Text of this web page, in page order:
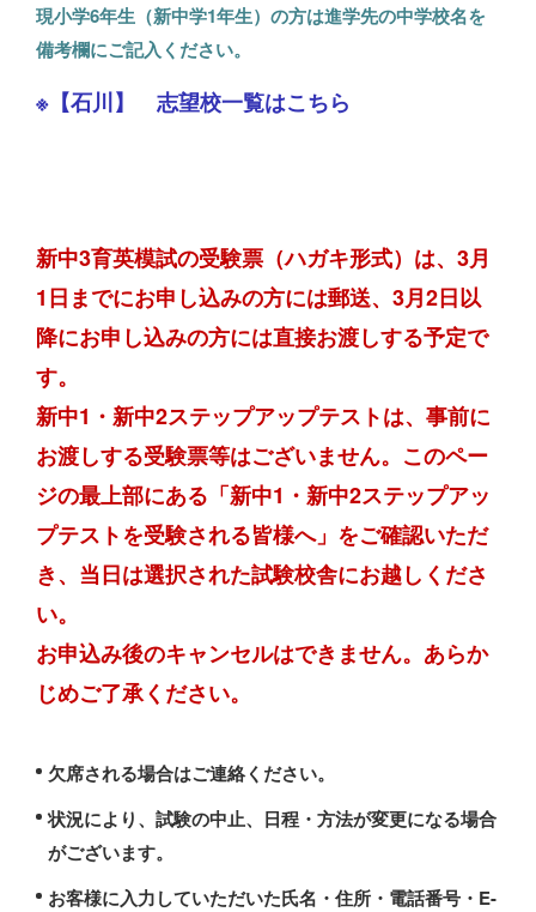
現小学6年生（新中学1年生）の方は進学先の中学校名を
備考欄にご記入ください。
※【石川】 志望校一覧はこちら
新中3育英模試の受験票（ハガキ形式）は、3月
1日までにお申し込みの方には郵送、3月2日以
降にお申し込みの方には直接お渡しする予定で
す。
新中1・新中2ステップアップテストは、事前に
お渡しする受験票等はございません。このペー
ジの最上部にある「新中1・新中2ステップアッ
プテストを受験される皆様へ」をご確認いただ
き、当日は選択された試験校舎にお越しくださ
い。
お申込み後のキャンセルはできません。あらか
じめご了承ください。
欠席される場合はご連絡ください。
状況により、試験の中止、日程・方法が変更になる場合
がございます。
お客様に入力していただいた氏名・住所・電話番号・E-